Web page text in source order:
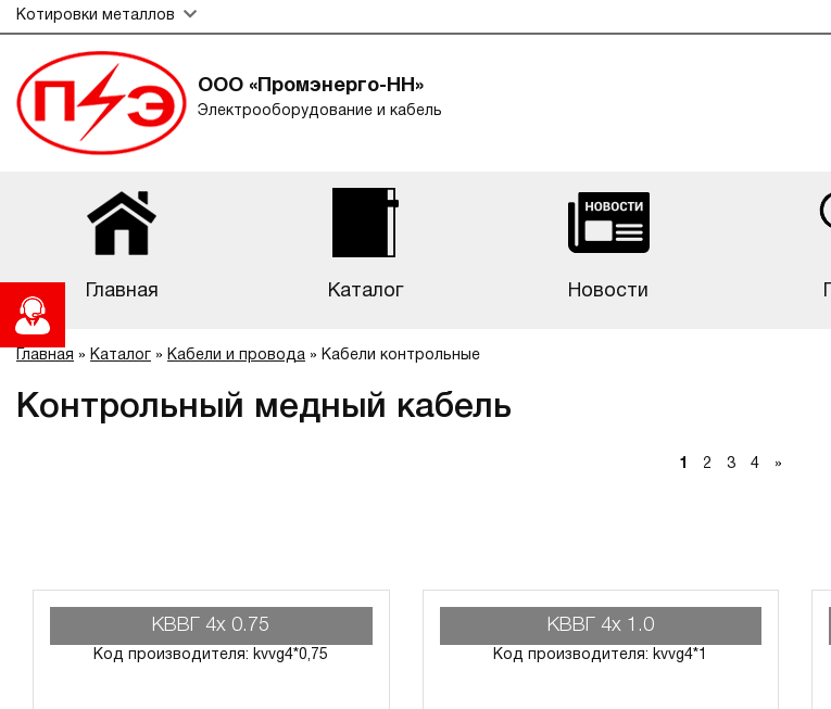
Котировки металлов
ООО «Промэнерго-НН»
Электрооборудование и кабель
Главная Каталог Новости
Главная » Каталог » Кабели и провода » Кабели контрольные
Контрольный медный кабель
1 2 3 4 »
КВВГ 4х 0.75
Код производителя: kvvg4*0,75
КВВГ 4х 1.0
Код производителя: kvvg4*1